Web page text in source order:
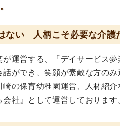
ない 人柄こそ必要な介護
が運営する、『デイサービス
話ができ、笑顔が素敵な方の
崎の保育幼稚園運営、人材紹
社』として運営しております